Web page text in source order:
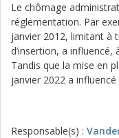
Le chômage
réglementation. Par
janvier 2012, limitant à
d’insertion, a
Tandis que la mise en
janvier 2022 a
Responsable(s) :